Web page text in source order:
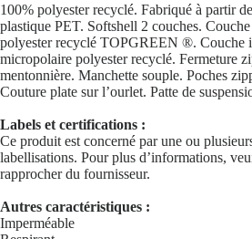
100% polyester recyclé. Fabriqué à partir
plastique PET. Softshell 2 couches.
polyester recyclé TOPGREEN ®. Couche
micropolaire polyester recyclé. Fermeture
mentonnière. Manchette souple. Poches
Couture plate sur l’ourlet. Patte de
Labels et certifications :
Ce produit est concerné par une ou
labellisations. Pour plus d’informations,
rapprocher du fournisseur.
Autres caractéristiques :
Imperméable